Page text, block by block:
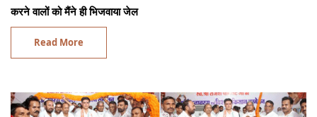
करने वालों को मैंने ही भिजवाया जेल
Read More